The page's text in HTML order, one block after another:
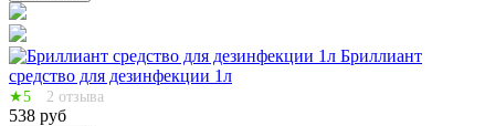
Бриллиант
средство для дезинфекции 1л
★5 2 отзыва
538 руб